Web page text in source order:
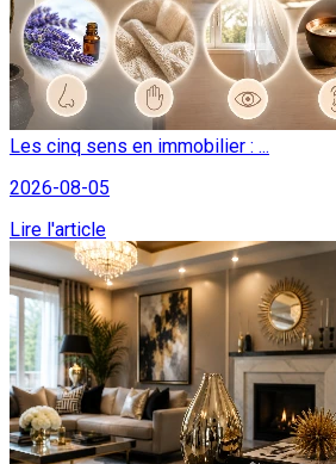
Les cinq sens en immobilier : ...
2026-08-05
Lire l'article